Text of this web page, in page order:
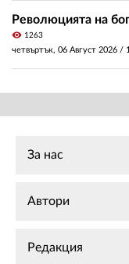
Революцията на
visibility 1263
четвъртък, 06 Август 2026 /
За нас
Автори
Редакция